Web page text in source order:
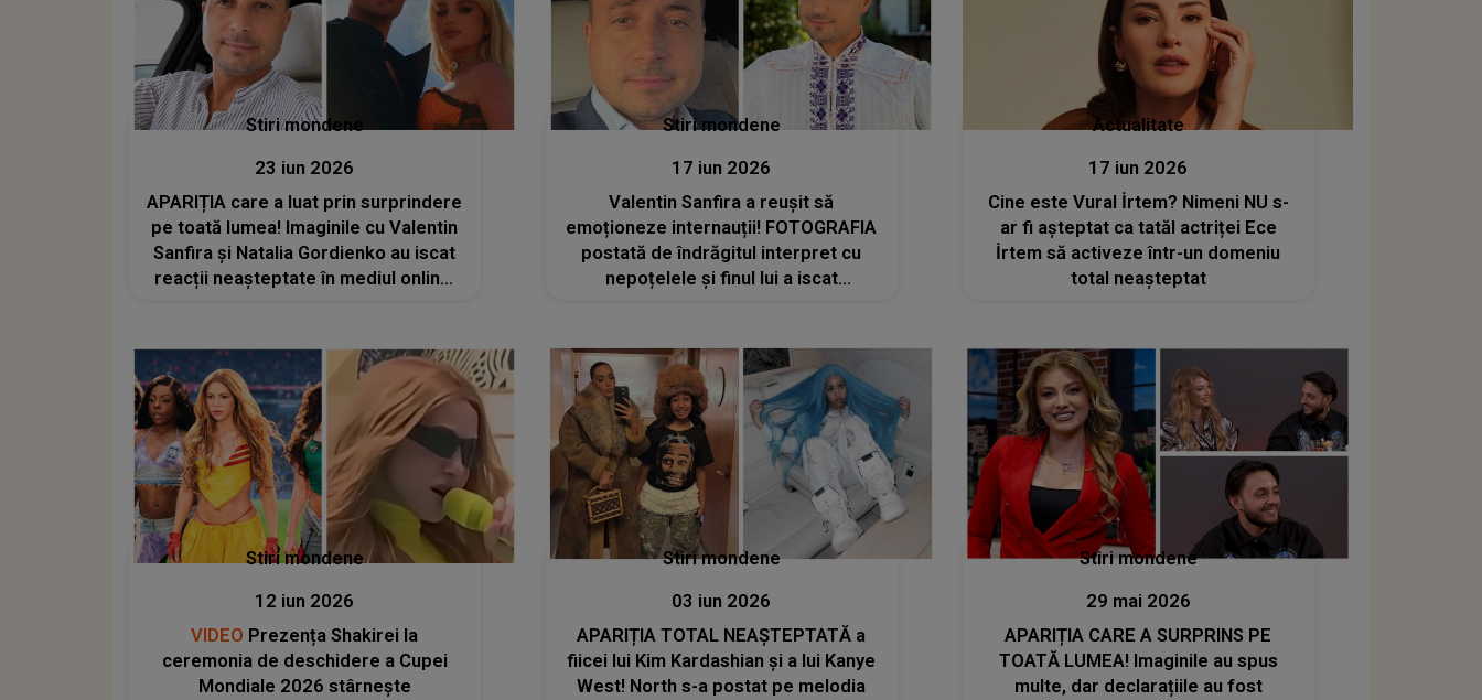
Stiri mondene
23 iun 2026
APARIȚIA care a luat prin surprindere
pe toată lumea! Imaginile cu Valentin
Sanfira și Natalia Gordienko au iscat
reacții neașteptate în mediul online:
Stiri mondene
17 iun 2026
Valentin Sanfira a reușit să
emoționeze internauții! FOTOGRAFIA
postată de îndrăgitul interpret cu
nepoțelele și finul lui a iscat
Doamne ajută să devii și tătic!”
Actualitate
17 iun 2026
Cine este Vural İrtem? Nimeni NU s-
ar fi așteptat ca tatăl actriței Ece
İrtem să activeze într-un domeniu
total neașteptat
Stiri mondene
12 iun 2026
VIDEO Prezența Shakirei la
ceremonia de deschidere a Cupei
Mondiale 2026 stârnește
Stiri mondene
03 iun 2026
APARIȚIA TOTAL NEAȘTEPTATĂ a
fiicei lui Kim Kardashian și a lui Kanye
West! North s-a postat pe melodia
Stiri mondene
29 mai 2026
APARIȚIA CARE A SURPRINS PE
TOATĂ LUMEA! Imaginile au spus
multe, dar declarațiile au fost